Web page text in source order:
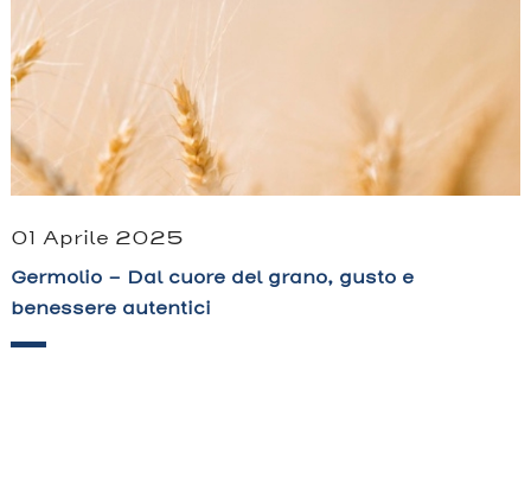
01 Aprile 2025
Germolio – Dal cuore del grano, gusto e
benessere autentici